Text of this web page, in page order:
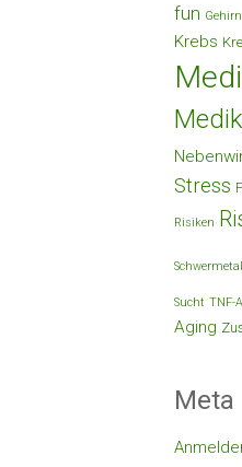
fun Gehirn
Krebs
Stress
Risiken
Sucht TNF-
Aging
Meta